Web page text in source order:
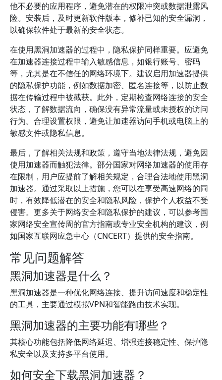
他不必要的应用程序，避免潜在的权限冲突或数据泄露风
险。安装后，及时更新软件版本，修补已知的安全漏洞，
以确保软件处于最新的安全状态。
在使用黑洞加速器的过程中，隐私保护同样重要。应避免
在加速器连接过程中输入敏感信息，如银行账号、密码
等，尤其是在不信任的网络环境下。建议启用加速器提供
的隐私保护功能，例如数据加密、匿名连接等，以防止数
据在传输过程中被截获。此外，定期检查网络连接的安全
状态，了解数据流向，确保没有异常流量或未授权的访问
行为。合理设置权限，避免让加速器访问手机或电脑上的
敏感文件或隐私信息。
最后，了解相关法规和政策，遵守当地法律法规，避免因
使用加速器而触犯法律。部分国家对网络加速器的使用存
在限制，用户应提前了解相关规定，合理合法地使用黑洞
加速器。通过采取以上措施，您可以在享受高速网络的同
时，有效降低潜在的安全和隐私风险，保护个人权益不受
侵害。更多关于网络安全和隐私保护的建议，可以参考国
家网络安全宣传周的官方指南或专业安全机构的建议，例
如国家互联网应急中心（CNCERT）提供的安全指南。
常见问题解答
黑洞加速器是什么？
黑洞加速器是一种优化网络连接、提升访问速度和稳定性
的工具，主要通过模拟VPN和智能路由技术实现。
黑洞加速器的主要功能有哪些？
其核心功能包括降低网络延迟、增强连接稳定性、保护隐
私安全以及支持多平台使用。
如何安全下载黑洞加速器？